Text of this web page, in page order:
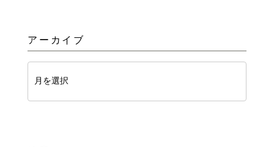
アーカイブ